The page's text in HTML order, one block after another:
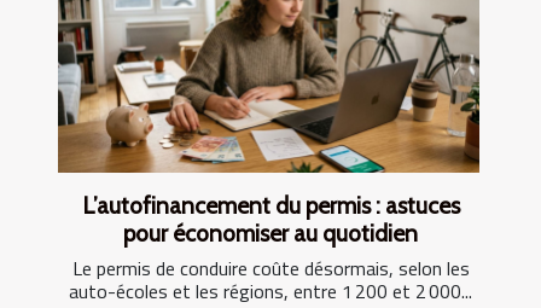
L’autofinancement du permis : astuces
pour économiser au quotidien
Le permis de conduire coûte désormais, selon les
auto-écoles et les régions, entre 1 200 et 2 000...